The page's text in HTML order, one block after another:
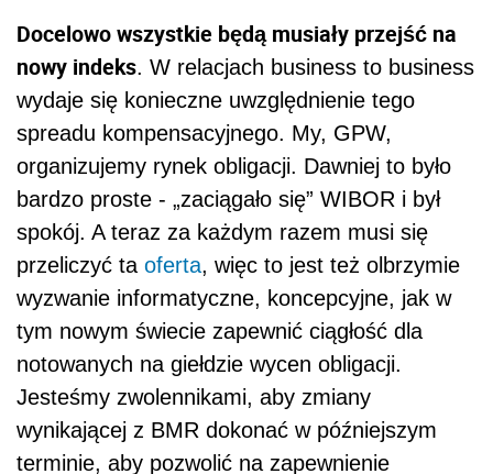
Docelowo wszystkie będą musiały przejść na
nowy indeks. W relacjach business to business
wydaje się konieczne uwzględnienie tego
spreadu kompensacyjnego. My, GPW,
organizujemy rynek obligacji. Dawniej to było
bardzo proste - „zaciągało się” WIBOR i był
spokój. A teraz za każdym razem musi się
przeliczyć ta oferta, więc to jest też olbrzymie
wyzwanie informatyczne, koncepcyjne, jak w
tym nowym świecie zapewnić ciągłość dla
notowanych na giełdzie wycen obligacji.
Jesteśmy zwolennikami, aby zmiany
wynikającej z BMR dokonać w późniejszym
terminie, aby pozwolić na zapewnienie